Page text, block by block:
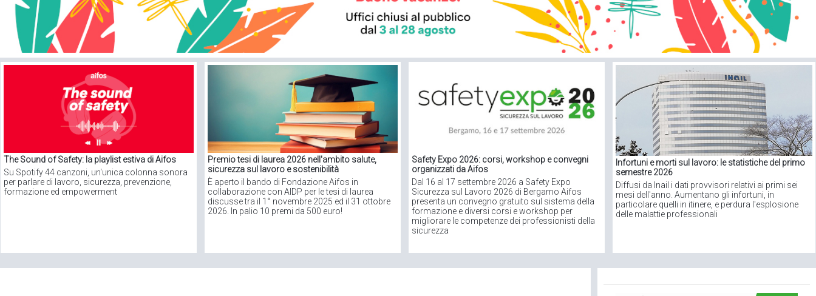
The Sound of Safety: la playlist estiva di Aifos
Su Spotify 44 canzoni, un'unica colonna sonora
per parlare di lavoro, sicurezza, prevenzione,
formazione ed empowerment
Premio tesi di laurea 2026 nell'ambito salute,
sicurezza sul lavoro e sostenibilità
È aperto il bando di Fondazione Aifos in
collaborazione con AIDP per le tesi di laurea
discusse tra il 1° novembre 2025 ed il 31 ottobre
2026. In palio 10 premi da 500 euro!
Safety Expo 2026: corsi, workshop e convegni
organizzati da Aifos
Dal 16 al 17 settembre 2026 a Safety Expo
Sicurezza sul Lavoro 2026 di Bergamo Aifos
presenta un convegno gratuito sul sistema della
formazione e diversi corsi e workshop per
migliorare le competenze dei professionisti della
sicurezza
Infortuni e morti sul lavoro: le statistiche del primo
semestre 2026
Diffusi da Inail i dati provvisori relativi ai primi sei
mesi dell'anno. Aumentano gli infortuni, in
particolare quelli in itinere, e perdura l'esplosione
delle malattie professionali